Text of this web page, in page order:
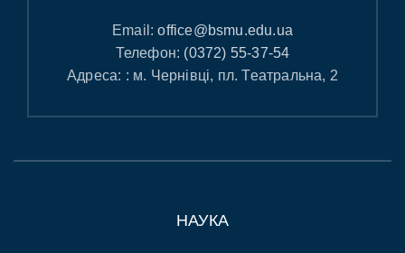
Email:office@bsmu.edu.ua
Телефон: (0372) 55-37-54
Адреса: : м. Чернівці, пл. Театральна, 2
НАУКА